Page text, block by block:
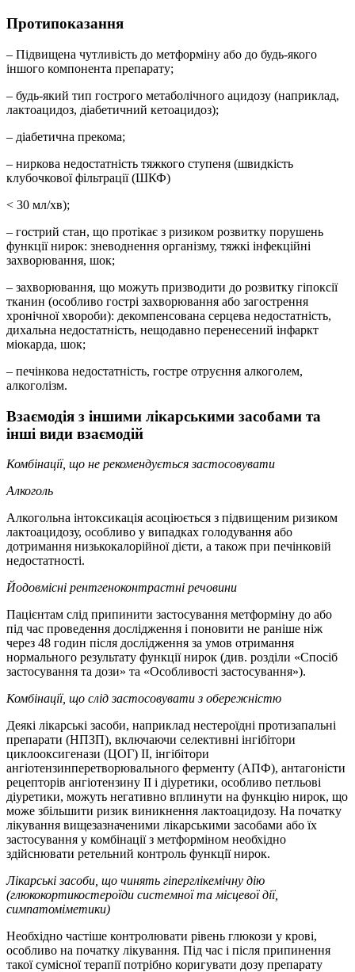
Протипоказання
– Підвищена чутливість до метформіну або до будь-якого
іншого компонента препарату;
– будь-який тип гострого метаболічного ацидозу (наприклад,
лактоацидоз, діабетичний кетоацидоз);
– діабетична прекома;
– ниркова недостатність тяжкого ступеня (швидкість
клубочкової фільтрації (ШКФ)
< 30 мл/хв);
– гострий стан, що протікає з ризиком розвитку порушень
функції нирок: зневоднення організму, тяжкі інфекційні
захворювання, шок;
– захворювання, що можуть призводити до розвитку гіпоксії
тканин (особливо гострі захворювання або загострення
хронічної хвороби): декомпенсована серцева недостатність,
дихальна недостатність, нещодавно перенесений інфаркт
міокарда, шок;
– печінкова недостатність, гостре отруєння алкоголем,
алкоголізм.
Взаємодія з іншими лікарськими засобами та
інші види взаємодій
Комбінації, що не рекомендується застосовувати
Алкоголь
Алкогольна інтоксикація асоціюється з підвищеним ризиком
лактоацидозу, особливо у випадках голодування або
дотримання низькокалорійної дієти, а також при печінковій
недостатності.
Йодовмісні рентгеноконтрастні речовини
Пацієнтам слід припинити застосування метформіну до або
під час проведення дослідження і поновити не раніше ніж
через 48 годин після дослідження за умов отримання
нормального результату функції нирок (див. розділи «Спосіб
застосування та дози» та «Особливості застосування»).
Комбінації, що слід застосовувати з обережністю
Деякі лікарські засоби, наприклад нестероїдні протизапальні
препарати (НПЗП), включаючи селективні інгібітори
циклооксигенази (ЦОГ) II, інгібітори
ангіотензинперетворювального ферменту (АПФ), антагоністи
рецепторів ангіотензину II і діуретики, особливо петльові
діуретики, можуть негативно вплинути на функцію нирок, що
може збільшити ризик виникнення лактоацидозу. На початку
лікування вищезазначеними лікарськими засобами або їх
застосування у комбінації з метформіном необхідно
здійснювати ретельний контроль функції нирок.
Лікарські засоби, що чинять гіперглікемічну дію
(глюкокортикостероїди системної та місцевої дії,
симпатоміметики)
Необхідно частіше контролювати рівень глюкози у крові,
особливо на початку лікування. Під час і після припинення
такої сумісної терапії потрібно коригувати дозу препарату